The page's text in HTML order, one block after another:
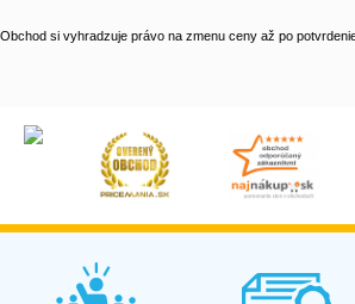
Obchod si vyhradzuje právo na zmenu ceny až po